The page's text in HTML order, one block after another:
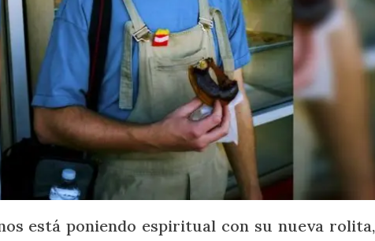
está poniendo espiritual con su nueva rolita,